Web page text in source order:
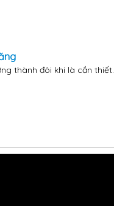
thành đôi khi là cần thiết.